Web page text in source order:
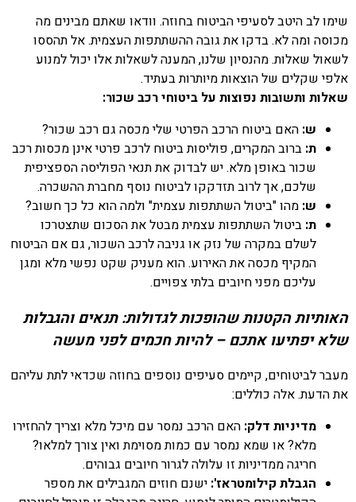
שימו לב היטב לסעיפי הביטוח בחוזה. וודאו שאתם מבינים מה
מכוסה ומה לא. בדקו את גובה ההשתתפות העצמית. אל תהססו
לשאול שאלות. מהנסיון שלנו, המענה לשאלות אלו יכול למנוע
אלפי שקלים של הוצאות מיותרות בעתיד.
שאלות ותשובות נפוצות על ביטוחי רכב שכור:
ש: האם ביטוח הרכב הפרטי שלי מכסה גם רכב שכור?
ת: ברוב המקרים, פוליסות ביטוח לרכב פרטי אינן מכסות רכב
שכור באופן מלא. יש לבדוק את תנאי הפוליסה הספציפית
שלכם, אך לרוב תזדקקו לביטוח נוסף מחברת ההשכרה.
ש: מהו "ביטול השתתפות עצמית" ולמה הוא כל כך חשוב?
ת: ביטול השתתפות עצמית מבטל את הסכום שתצטרכו
לשלם במקרה של נזק או גניבה לרכב השכור, גם אם הביטוח
המקיף מכסה את האירוע. הוא מעניק שקט נפשי מלא ומגן
עליכם מפני חיובים בלתי צפויים.
האותיות הקטנות שהופכות לגדולות: תנאים והגבלות
שלא יפתיעו אתכם – להיות חכמים לפני מעשה
מעבר לביטוחים, קיימים סעיפים נוספים בחוזה שכדאי לתת עליהם
את הדעת. אלה כוללים:
מדיניות דלק: האם הרכב נמסר עם מיכל מלא וצריך להחזירו
מלא? או שמא נמסר עם כמות מסוימת ואין צורך למלאו?
חריגה ממדיניות זו עלולה לגרור חיובים גבוהים.
הגבלת קילומטראז': ישנם חוזים המגבילים את מספר